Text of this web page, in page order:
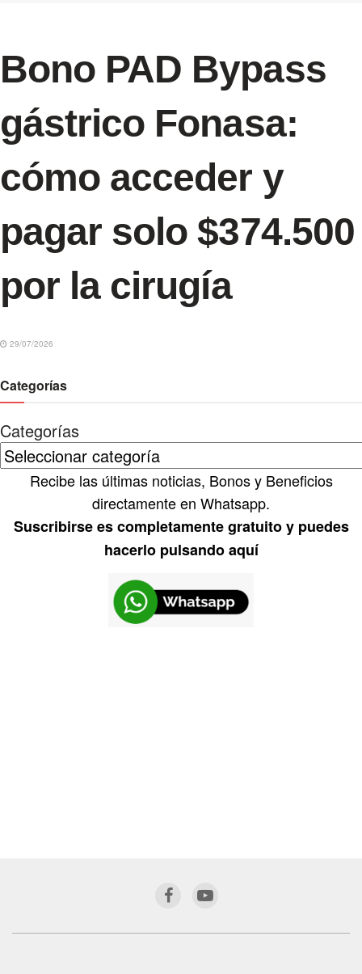
Bono PAD Bypass
gástrico Fonasa:
cómo acceder y
pagar solo $374.500
por la cirugía
29/07/2026
Categorías
Categorías
Recibe las últimas noticias, Bonos y Beneficios
directamente en Whatsapp.
Suscribirse es completamente gratuito y puedes
hacerlo pulsando aquí